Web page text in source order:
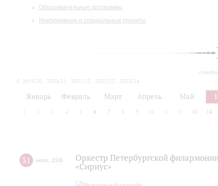
Образовательные программы
Инклюзивные и специальные проекты
2019/20 2020/21 2021/22 2022/23
2023/24
Январь Февраль Март Апрель Май
2 3 4 5 6 7 8 9 10 12 13 14
31 июля 2026
Оркестр Петербургской
«Сириус»